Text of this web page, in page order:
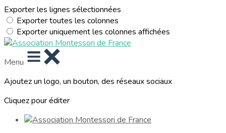
Exporter les lignes sélectionnées
Exporter toutes les colonnes
Exporter uniquement les colonnes affichées
Menu
Ajoutez un logo, un bouton, des réseaux sociaux
Cliquez pour éditer